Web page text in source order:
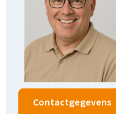
Contactgegevens